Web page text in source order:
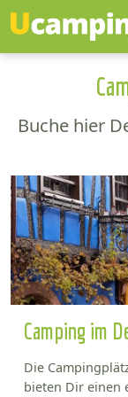
Buche hier
Camping im
Die
bieten Dir einen